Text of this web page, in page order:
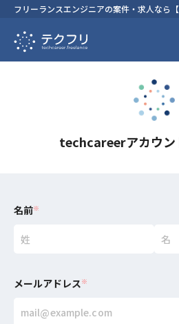
フリーランスエンジニアの案件・求人なら【
techcareerアカウン
名前※
メールアドレス※